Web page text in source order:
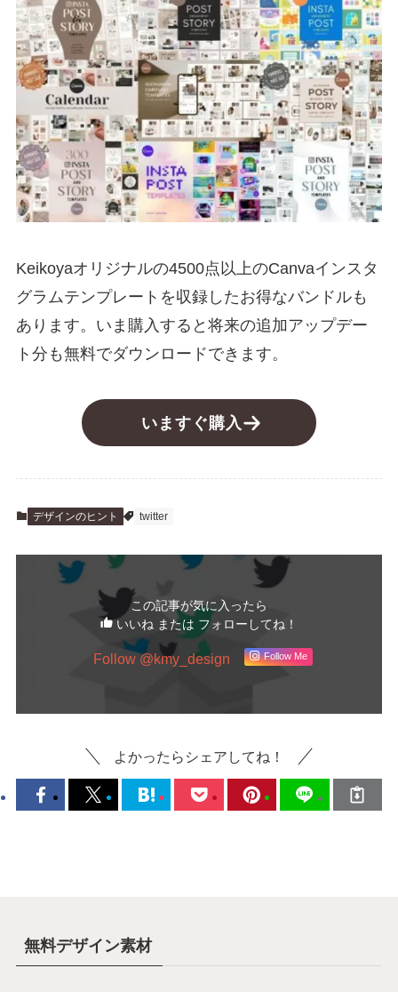
Keikoyaオリジナルの4500点以上のCanvaインスタ
グラムテンプレートを収録したお得なバンドルも
あります。いま購入すると将来の追加アップデー
ト分も無料でダウンロードできます。
いますぐ購入
デザインのヒント twitter
この記事が気に入ったら
いいね または フォローしてね！
Follow @kmy_design Follow Me
よかったらシェアしてね！
無料デザイン素材